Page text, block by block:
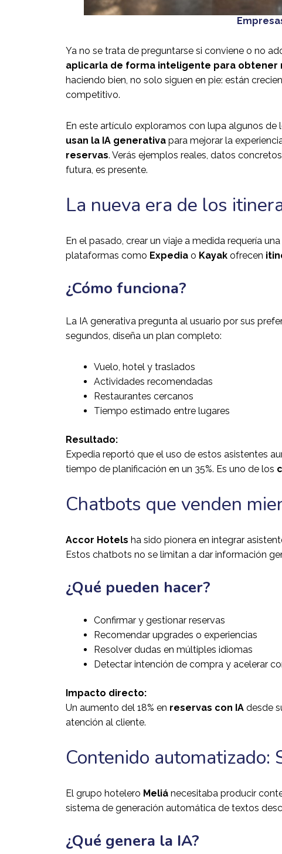
Ya no se trata de preguntarse si conviene o no
aplicarla de forma inteligente para
haciendo bien, no solo siguen en pie: están
competitivo.
En este artículo exploramos con lupa algunos de
usan la IA generativa para mejorar la
reservas. Verás ejemplos reales, datos
futura, es presente.
La nueva era de los
En el pasado, crear un viaje a medida requería
plataformas como Expedia o Kayak ofrecen
¿Cómo funciona?
La IA generativa pregunta al usuario por sus
segundos, diseña un plan completo:
Vuelo, hotel y traslados
Actividades recomendadas
Restaurantes cercanos
Tiempo estimado entre lugares
Resultado:
Expedia reportó que el uso de estos asistentes
tiempo de planificación en un 35%. Es uno de los
Chatbots que venden
Accor Hotels ha sido pionera en integrar
Estos chatbots no se limitan a dar información
¿Qué pueden hacer?
Confirmar y gestionar reservas
Recomendar upgrades o experiencias
Resolver dudas en múltiples idiomas
Detectar intención de compra y acelerar
Impacto directo:
Un aumento del 18% en reservas con IA desde
atención al cliente.
Contenido automatizado:
El grupo hotelero Meliá necesitaba producir
sistema de generación automática de textos
¿Qué genera la IA?